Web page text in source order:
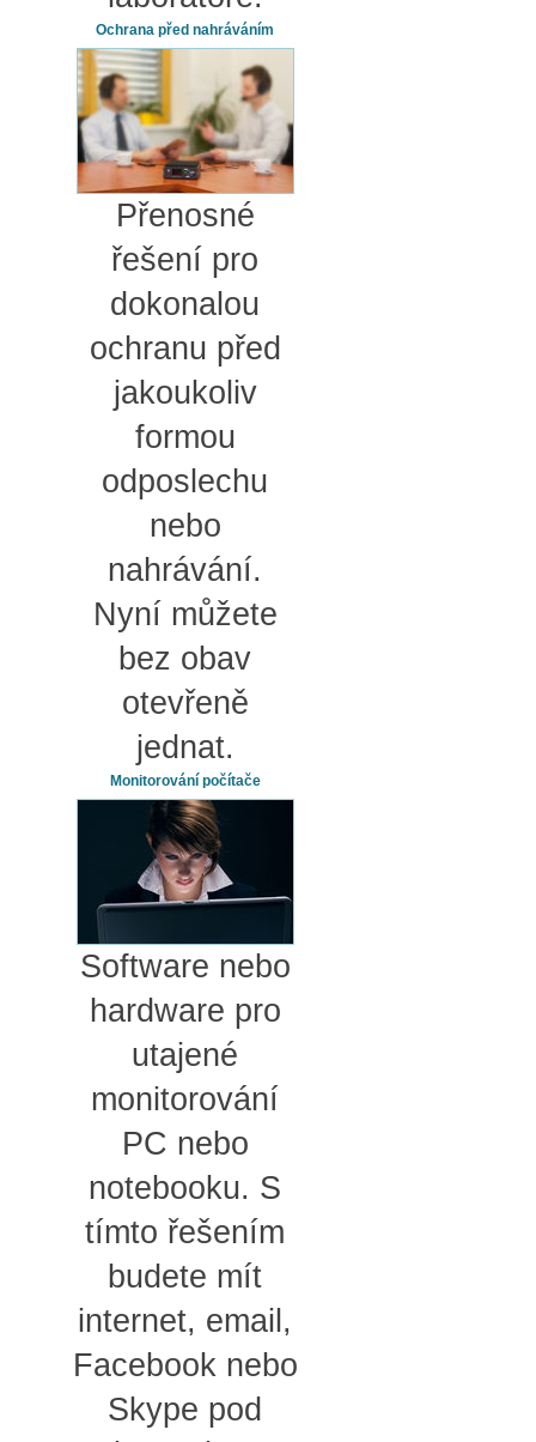
Ochrana před nahráváním
Přenosné
řešení pro
dokonalou
ochranu před
jakoukoliv
formou
odposlechu
nebo
nahrávání.
Nyní můžete
bez obav
otevřeně
jednat.
Monitorování počítače
Software nebo
hardware pro
utajené
monitorování
PC nebo
notebooku. S
tímto řešením
budete mít
internet, email,
Facebook nebo
Skype pod